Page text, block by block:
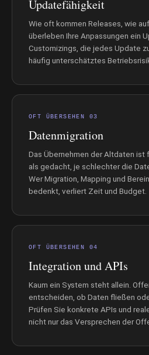
Updatefähigkeit
Wie oft kommen Releases, wie
überleben Ihre Anpassungen ein
Customizings, die jedes Update
häufig unterschätztes
OFT ÜBERSEHEN 03
Datenmigration
Das Übernehmen der Altdaten ist
als gedacht, je schlechter die
Wer Migration, Mapping und
bedenkt, verliert Zeit und Budget.
OFT ÜBERSEHEN 04
Integration und APIs
Kaum ein System steht allein.
entscheiden, ob Daten fließen
Prüfen Sie konkrete APIs und
nicht nur das Versprechen der